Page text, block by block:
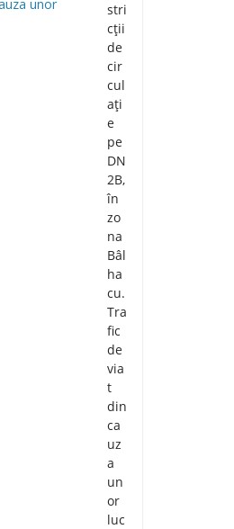
stri
cții
de
cir
cul
ați
e
pe
DN
2B,
în
zo
na
Bâl
ha
cu.
Tra
fic
de
via
t
din
ca
uz
a
un
or
luc